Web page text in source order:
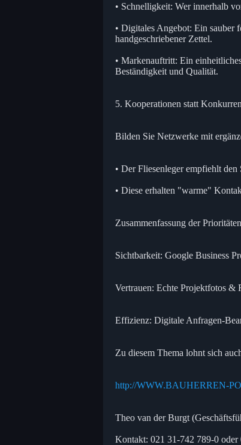
• Schnelligkeit: Wer innerhalb
• Digitales Angebot: Ein sauber
handgeschriebener Zettel.
• Markenauftritt: Ein
Beständigkeit und Qualität.
5. Kooperationen statt
Bilden Sie Netzwerke mit
• Der Fliesenleger empfiehlt
• Diese erhalten "warme"
Zusammenfassung der Prioritäten
Sichtbarkeit: Google Business
Vertrauen: Echte Projektfotos &
Effizienz: Digitale Anfragen-
Zu diesem Thema lohnt sich
http://WWW.BAUHERREN-
Theo van der Burgt
Kontakt: 021 31-742 789-0